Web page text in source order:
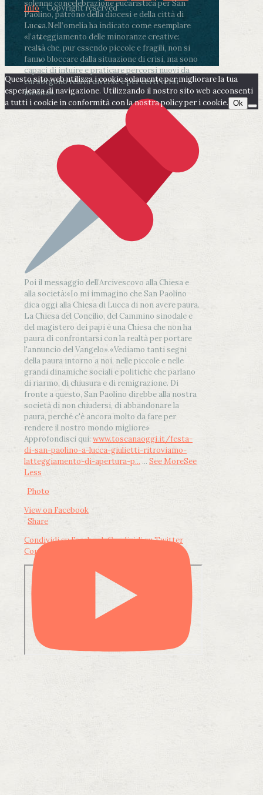
solenne concelebrazione eucaristica per San
Paolino, patrono della diocesi e della città di
Lucca.Nell’omelia ha indicato come esemplare
«l’atteggiamento delle minoranze creative:
realtà che, pur essendo piccole e fragili, non si
fanno bloccare dalla situazione di crisi, ma sono
capaci di intuire e praticare percorsi nuovi da
cui sorgono realtà diverse e per certi versi
inedite».
Poi il messaggio dell’Arcivescovo alla Chiesa e
alla società:«Io mi immagino che San Paolino
dica oggi alla Chiesa di Lucca di non avere paura.
La Chiesa del Concilio, del Cammino sinodale e
del magistero dei papi è una Chiesa che non ha
paura di confrontarsi con la realtà per portare
l'annuncio del Vangelo».«Vediamo tanti segni
della paura intorno a noi, nelle piccole e nelle
grandi dinamiche sociali e politiche che parlano
di riarmo, di chiusura e di remigrazione. Di
fronte a questo, San Paolino direbbe alla nostra
società di non chiudersi, di abbandonare la
paura, perché c'è ancora molto da fare per
rendere il nostro mondo migliore»
Approfondisci qui: www.toscanaoggi.it/festa-
di-san-paolino-a-lucca-giulietti-ritroviamo-
latteggiamento-di-apertura-p... ... See MoreSee
Less
Photo
View on Facebook
· Share
Condividi su FacebookCondividi su Twitter
Condividi su LinkedIn
Info- Copyright reserved
Questo sito web utilizza i cookie solamente per migliorare la tua
esperienza di navigazione. Utilizzando il nostro sito web acconsenti
a tutti i cookie in conformità con la nostra policy per i cookie. Ok